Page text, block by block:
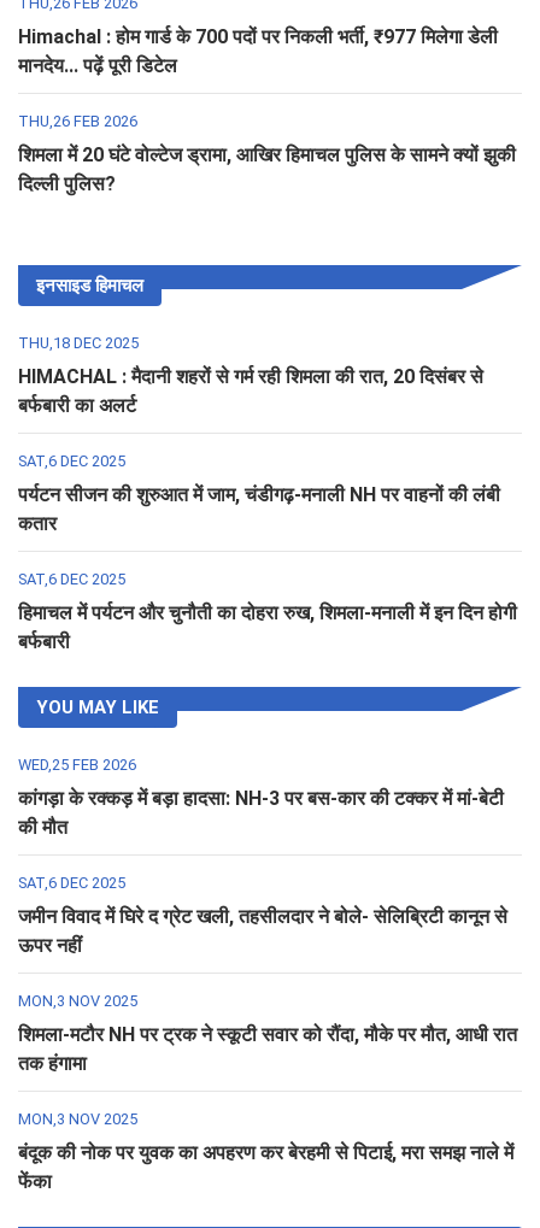
Himachal : होम गार्ड के 700 पदों पर निकली भर्ती, ₹977 मिलेगा डेली
मानदेय... पढ़ें पूरी डिटेल
THU,26 FEB 2026
शिमला में 20 घंटे वोल्टेज ड्रामा, आखिर हिमाचल पुलिस के सामने क्यों झुकी
दिल्ली पुलिस?
इनसाइड हिमाचल
THU,18 DEC 2025
HIMACHAL : मैदानी शहरों से गर्म रही शिमला की रात, 20 दिसंबर से
बर्फबारी का अलर्ट
SAT,6 DEC 2025
पर्यटन सीजन की शुरुआत में जाम, चंडीगढ़-मनाली NH पर वाहनों की लंबी
कतार
SAT,6 DEC 2025
हिमाचल में पर्यटन और चुनौती का दोहरा रुख, शिमला-मनाली में इन दिन होगी
बर्फबारी
YOU MAY LIKE
WED,25 FEB 2026
कांगड़ा के रक्कड़ में बड़ा हादसा: NH-3 पर बस-कार की टक्कर में मां-बेटी
की मौत
SAT,6 DEC 2025
जमीन विवाद में घिरे द ग्रेट खली, तहसीलदार ने बोले- सेलिब्रिटी कानून से
ऊपर नहीं
MON,3 NOV 2025
शिमला-मटौर NH पर ट्रक ने स्कूटी सवार को रौंदा, मौके पर मौत, आधी रात
तक हंगामा
MON,3 NOV 2025
बंदूक की नोक पर युवक का अपहरण कर बेरहमी से पिटाई, मरा समझ नाले में
फेंका